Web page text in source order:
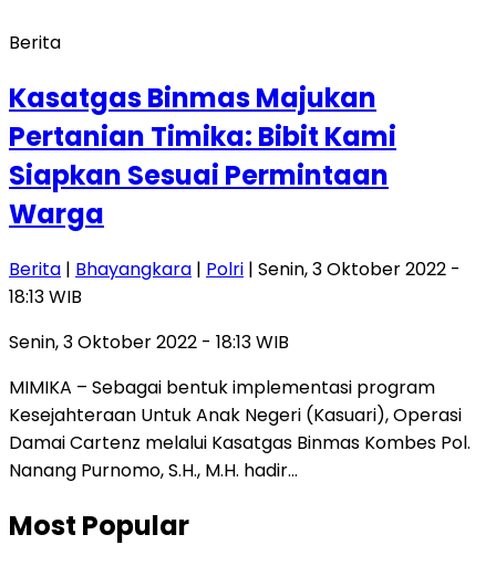
Berita
Kasatgas Binmas Majukan
Pertanian Timika: Bibit Kami
Siapkan Sesuai Permintaan
Warga
Berita | Bhayangkara | Polri | Senin, 3 Oktober 2022 -
18:13 WIB
Senin, 3 Oktober 2022 - 18:13 WIB
MIMIKA – Sebagai bentuk implementasi program
Kesejahteraan Untuk Anak Negeri (Kasuari), Operasi
Damai Cartenz melalui Kasatgas Binmas Kombes Pol.
Nanang Purnomo, S.H., M.H. hadir…
Most Popular